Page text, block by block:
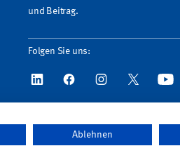
und Beitrag.
Folgen Sie uns:
Ablehnen